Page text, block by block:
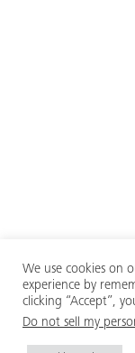
We use cookies on
experience by
clicking “Accept”,
Do not sell my